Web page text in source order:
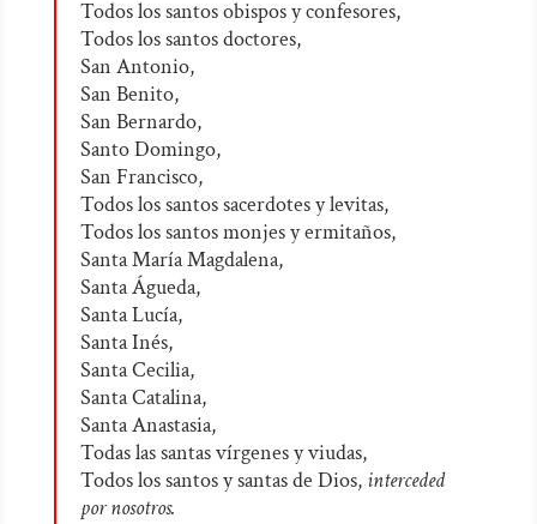
Todos los santos obispos y confesores,
Todos los santos doctores,
San Antonio,
San Benito,
San Bernardo,
Santo Domingo,
San Francisco,
Todos los santos sacerdotes y levitas,
Todos los santos monjes y ermitaños,
Santa María Magdalena,
Santa Águeda,
Santa Lucía,
Santa Inés,
Santa Cecilia,
Santa Catalina,
Santa Anastasia,
Todas las santas vírgenes y viudas,
Todos los santos y santas de Dios, interceded
por nosotros.